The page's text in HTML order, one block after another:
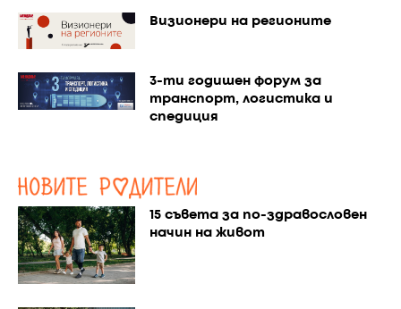
Визионери на регионите
3-ти годишен форум за
транспорт, логистика и
спедиция
15 съвета за по-здравословен
начин на живот